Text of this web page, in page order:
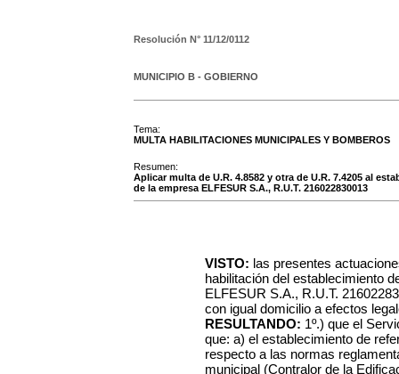
Resolución N° 11/12/0112
MUNICIPIO B - GOBIERNO
Tema:
MULTA HABILITACIONES MUNICIPALES Y BOMBEROS
Resumen:
Aplicar multa de U.R. 4.8582 y otra de U.R. 7.4205 al
de la empresa ELFESUR S.A., R.U.T. 216022830013
VISTO: las presentes
habilitación del establecimiento
ELFESUR S.A., R.U.T.
con igual domicilio a efectos
RESULTANDO: 1º.) que el
que: a) el establecimiento de
respecto a las normas
municipal (Contralor de la